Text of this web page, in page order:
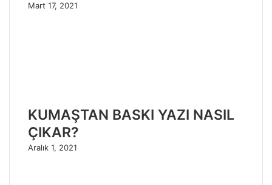
Mart 17, 2021
KUMAŞTAN BASKI YAZI NASIL
ÇIKAR?
Aralık 1, 2021